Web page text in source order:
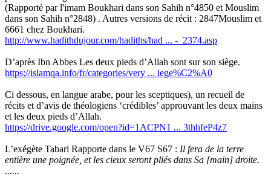
(Rapporté par l'imam Boukhari dans son Sahih n°4850 et Mouslim
dans son Sahih n°2848) . Autres versions de récit : 2847Mouslim et
6661 chez Boukhari.
http://www.hadithdujour.com/hadiths/had ... -_2374.asp
D’après Ibn Abbes Les deux pieds d’Allah sont sur son siège.
https://islamqa.info/fr/categories/very ... iege%C2%A0
Ci dessous, en langue arabe, pour les sceptiques), un recueil de
récits et d’avis de théologiens ‘crédibles’ approuvant les deux mains
et les deux pieds d’Allah.
https://drive.google.com/open?id=1ACPN1 ... 3thhfeP4z7
L’exégète Tabari Rapporte dans le V67 S67 : Il fera de la terre
entière une poignée, et les cieux seront pliés dans Sa [main] droite.
......